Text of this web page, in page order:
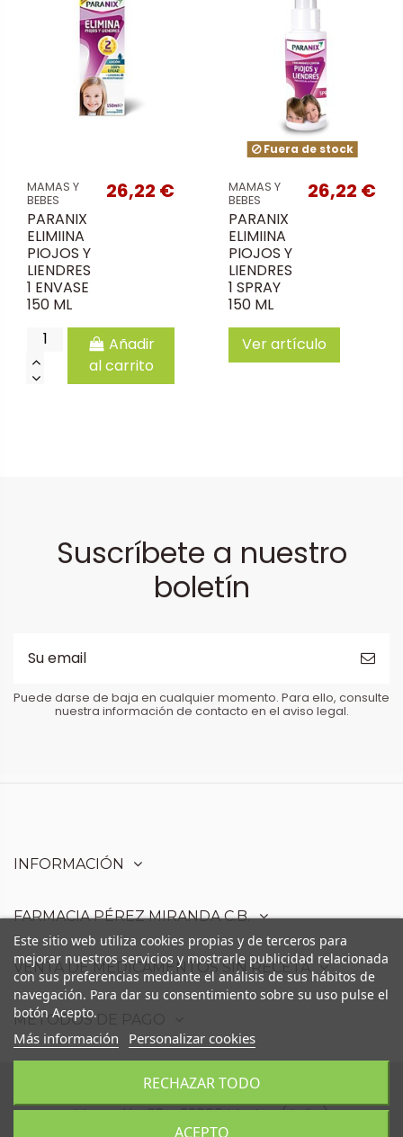
MAMAS Y
BEBES
PARANIX
ELIMIINA
PIOJOS Y
LIENDRES
1 ENVASE
150 ML
26,22 €
Añadir
al carrito
Fuera de stock
MAMAS Y
BEBES
PARANIX
ELIMIINA
PIOJOS Y
LIENDRES
1 SPRAY
150 ML
26,22 €
Ver artículo
Suscríbete a nuestro
boletín
Puede darse de baja en cualquier momento. Para ello, consulte
nuestra información de contacto en el aviso legal.
INFORMACIÓN
FARMACIA PÉREZ MIRANDA C.B.
VENTA DE MEDICAMENTOS SIN RECETA
MÉTODOS DE PAGO
Este sitio web utiliza cookies propias y de terceros para
mejorar nuestros servicios y mostrarle publicidad relacionada
con sus preferencias mediante el análisis de sus hábitos de
navegación. Para dar su consentimiento sobre su uso pulse el
botón Acepto.
Más información Personalizar cookies
RECHAZAR TODO
ACEPTO
Farmacia Pérez Miranda C.B. - Avd. Moris
Marrodán,68 - 23006 Martos (Jaén)